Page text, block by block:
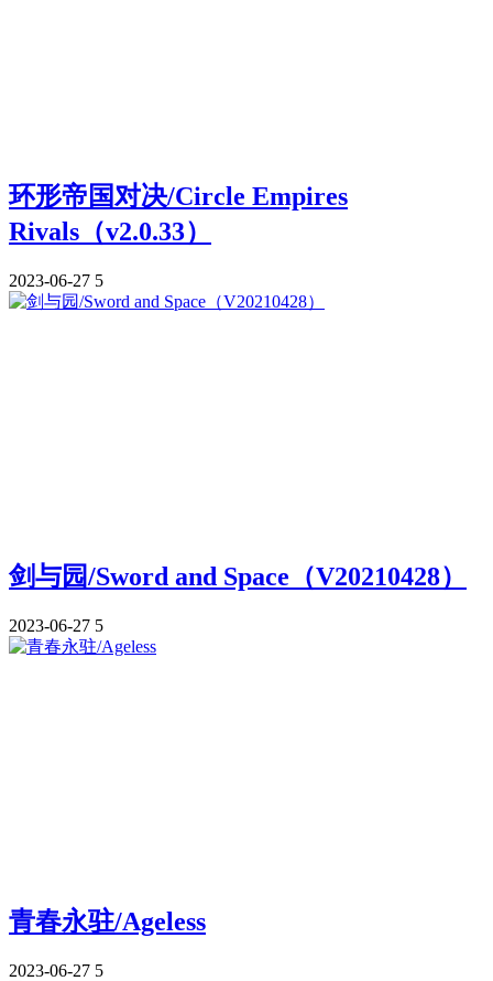
环形帝国对决/Circle Empires
Rivals（v2.0.33）
2023-06-27 5
剑与园/Sword and Space（V20210428）
2023-06-27 5
青春永驻/Ageless
2023-06-27 5